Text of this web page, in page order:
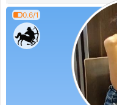
0.6/1